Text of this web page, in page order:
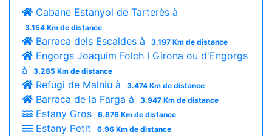
Cabane Estanyol de Tarterès à
3.154 Km de distance
Barraca dels Escaldes à 3.197 Km de distance
Engorgs Joaquim Folch I Girona ou d'Engorgs
à
3.285 Km de distance
Refugi de Malniu à 3.474 Km de distance
Barraca de la Farga à 3.947 Km de distance
Estany Gros 6.876 Km de distance
Estany Petit 6.96 Km de distance